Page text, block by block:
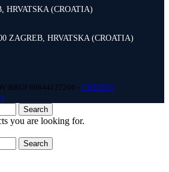
HRVATSKA (CROATIA)
ZAGREB, HRVATSKA (CROATIA)
BROJ 69644127206 - CREDITS
Search
you are looking for.
Search